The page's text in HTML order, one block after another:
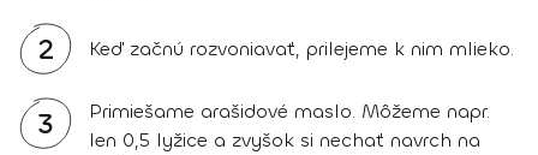
2 Keď začnú rozvoniavať, prilejeme k nim mlieko.
3
Primiešame arašidové maslo. Môžeme napr.
len 0,5 lyžice a zvyšok si nechať navrch na